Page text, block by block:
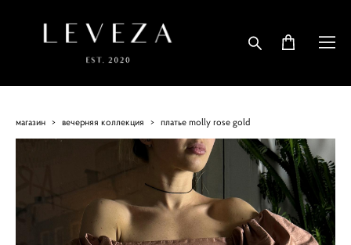
магазин > вечерняя коллекция > платье molly rose gold